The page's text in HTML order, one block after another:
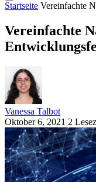
Startseite Vereinfachte
Vereinfachte
Vanessa Talbot
Oktober 6, 2021 2